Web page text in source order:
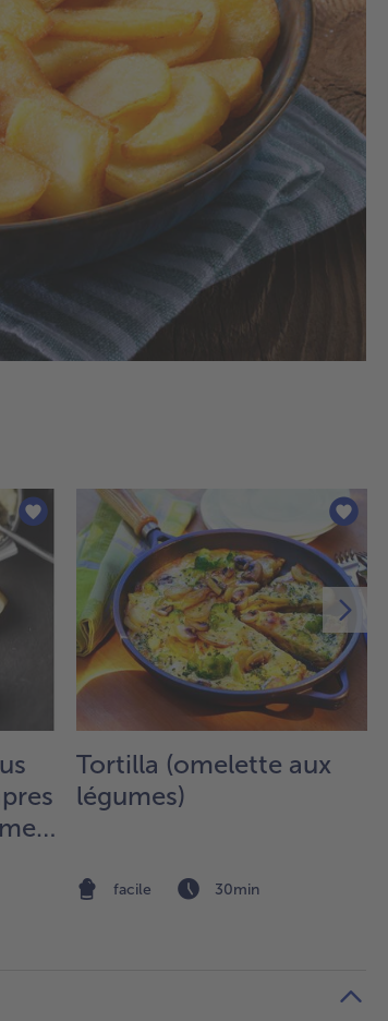
Tortilla (omelette aux
légumes)
facile 30min